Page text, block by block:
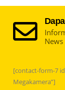
[contact-form-7
Megakamera”]